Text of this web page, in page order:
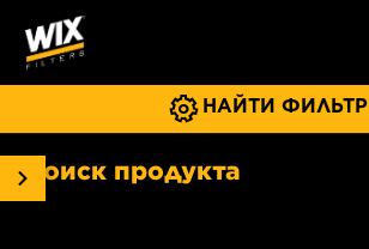
НАЙТИ ФИЛЬТР
Поиск продукта